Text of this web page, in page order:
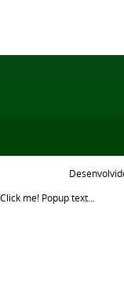
Click me! Popup text...